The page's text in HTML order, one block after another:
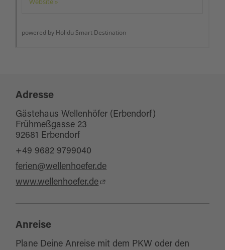
Adresse
Gästehaus Wellenhöfer (Erbendorf)
Frühmeßgasse 23
92681 Erbendorf
+49 9682 9799040
ferien@wellenhoefer.de
www.wellenhoefer.de
Anreise
Plane Deine Anreise mit dem PKW oder den